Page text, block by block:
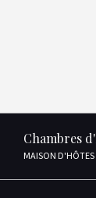
Chambres
MAISON D'HÔTES